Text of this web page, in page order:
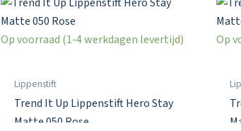
Op voorraad (1-4 werkdagen levertijd)
Lippenstift
Trend It Up Lippenstift Hero Stay
Matte 050 Rose
Op